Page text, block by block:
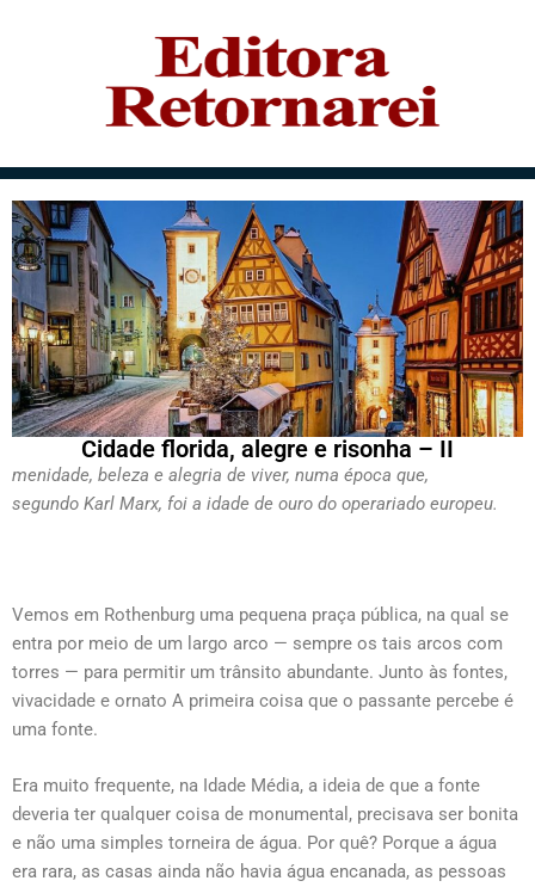
Cidade florida, alegre e risonha – II
menidade, beleza e alegria de viver, numa época que,
segundo Karl Marx, foi a idade de ouro do operariado europeu.
Vemos em Rothenburg uma pequena praça pública, na qual se
entra por meio de um largo arco — sempre os tais arcos com
torres — para permitir um trânsito abundante. Junto às fontes,
vivacidade e ornato A primeira coisa que o passante percebe é
uma fonte.
Era muito frequente, na Idade Média, a ideia de que a fonte
deveria ter qualquer coisa de monumental, precisava ser bonita
e não uma simples torneira de água. Por quê? Porque a água
era rara, as casas ainda não havia água encanada, as pessoas